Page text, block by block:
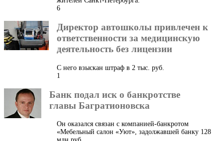
6
Директор автошколы привлечен к
ответственности за медицинскую
деятельность без лицензии
С него взыскан штраф в 2 тыс. руб.
1
Банк подал иск о банкротстве
главы Багратионовска
Он оказался связан с компанией-банкротом
«Мебельный салон «Уют», задолжавшей банку 128